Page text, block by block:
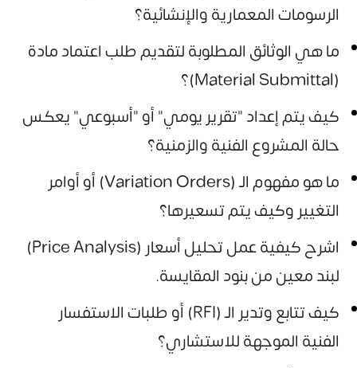
الرسومات المعمارية والإنشائية؟
ما هي الوثائق المطلوبة لتقديم طلب اعتماد مادة
(Material Submittal)؟
كيف يتم إعداد "تقرير يومي" أو "أسبوعي" يعكس
حالة المشروع الفنية والزمنية؟
ما هو مفهوم الـ (Variation Orders) أو أوامر
التغيير وكيف يتم تسعيرها؟
اشرح كيفية عمل تحليل أسعار (Price Analysis)
لبند معين من بنود المقايسة.
كيف تتابع وتدير الـ (RFI) أو طلبات الاستفسار
الفنية الموجهة للاستشاري؟